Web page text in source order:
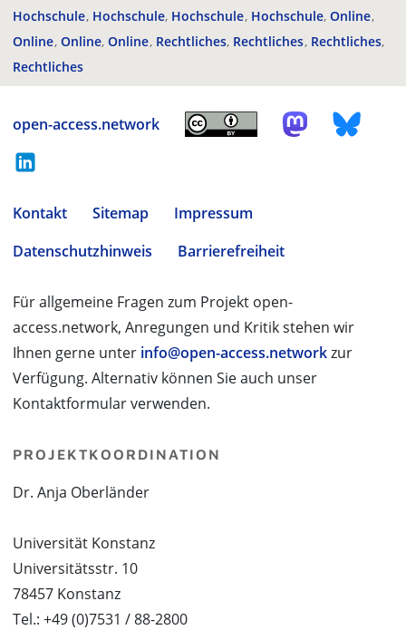
Hochschule Hochschule Hochschule Hochschule Online
Online Online Online Rechtliches Rechtliches Rechtliches
Rechtliches
open-access.network
Kontakt Sitemap
Impressum
Datenschutzhinweis
Barrierefreiheit
Für allgemeine Fragen zum Projekt open-
access.network, Anregungen und Kritik stehen wir
Ihnen gerne unter info@open-access.networkzur
Verfügung. Alternativ können Sie auch unser
Kontaktformular verwenden.
PROJEKTKOORDINATION
Dr. Anja Oberländer
Universität Konstanz
Universitätsstr. 10
78457 Konstanz
Tel.: +49 (0)7531 / 88-2800